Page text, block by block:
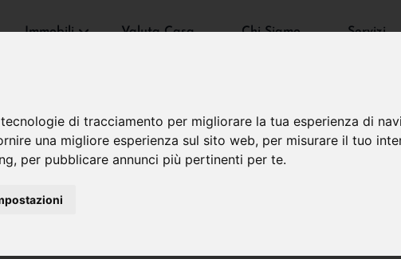
di tracciamento per migliorare la tua esperienza di
una migliore esperienza sul sito web, per misurare il tuo
, per pubblicare annunci più pertinenti per te.
Immobili Valuta Casa Chi Siamo Servizi